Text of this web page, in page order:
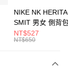
NIKE NK
SMIT 男女 側背
BA5871010
NT$527
NT$650